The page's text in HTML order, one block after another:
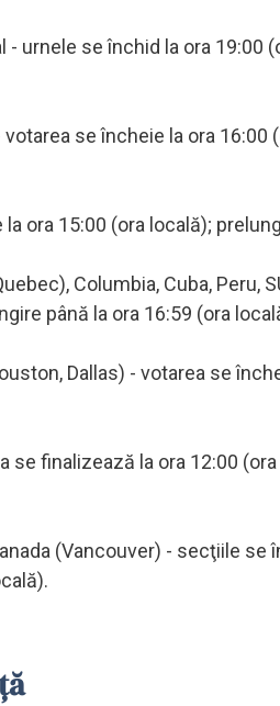
- urnele se închid la ora
se încheie la ora
ora 15:00 (ora locală);
Columbia, Cuba, Peru,
până la ora 16:59 (ora
Dallas) - votarea se
se finalizează la ora 12:00
(Vancouver) - secţiile se